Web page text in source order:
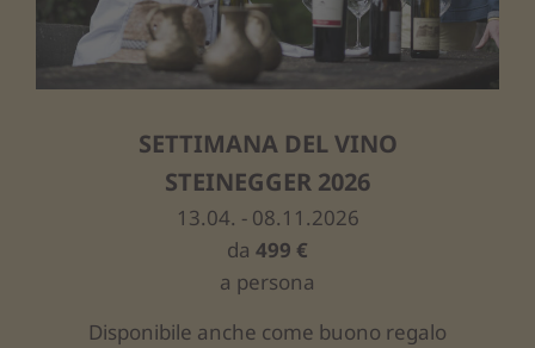
SETTIMANA DEL VINO
STEINEGGER 2026
13.04. - 08.11.2026
da 499 €
a persona
Disponibile anche come buono regalo